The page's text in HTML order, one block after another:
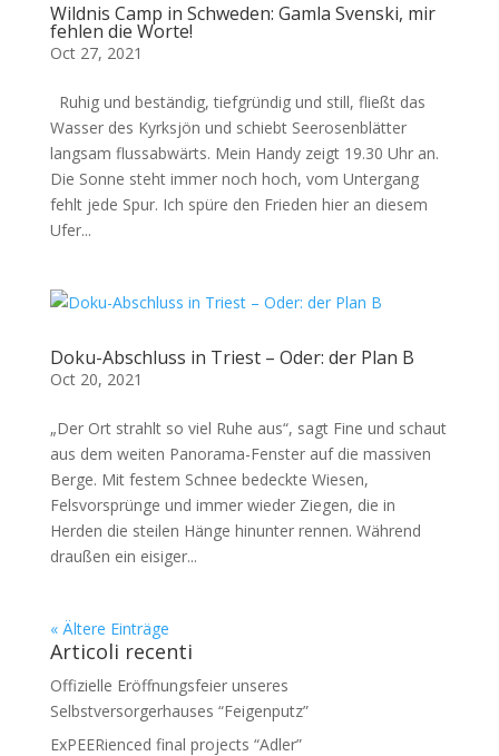
Wildnis Camp in Schweden: Gamla Svenski, mir
fehlen die Worte!
Oct 27, 2021
Ruhig und beständig, tiefgründig und still, fließt das
Wasser des Kyrksjön und schiebt Seerosenblätter
langsam flussabwärts. Mein Handy zeigt 19.30 Uhr an.
Die Sonne steht immer noch hoch, vom Untergang
fehlt jede Spur. Ich spüre den Frieden hier an diesem
Ufer...
Doku-Abschluss in Triest – Oder: der Plan B
Oct 20, 2021
„Der Ort strahlt so viel Ruhe aus“, sagt Fine und schaut
aus dem weiten Panorama-Fenster auf die massiven
Berge. Mit festem Schnee bedeckte Wiesen,
Felsvorsprünge und immer wieder Ziegen, die in
Herden die steilen Hänge hinunter rennen. Während
draußen ein eisiger...
« Ältere Einträge
Articoli recenti
Offizielle Eröffnungsfeier unseres
Selbstversorgerhauses “Feigenputz”
ExPEERienced final projects “Adler”